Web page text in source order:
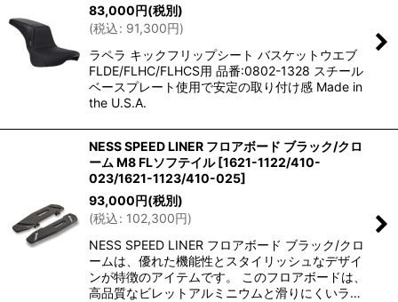
83,000円(税別)
(税込: 91,300円)
ラペラ キックフリップシート バスケットウエブ
FLDE/FLHC/FLHCS用 品番:0802-1328 スチール
ベースプレート使用で安定の取り付け感 Made in
the U.S.A.
NESS SPEED LINER フロアボード ブラック/クロ
ーム M8 FLソフテイル [1621-1122/410-
023/1621-1123/410-025]
93,000円(税別)
(税込: 102,300円)
NESS SPEED LINER フロアボード ブラック/クロ
ームは、優れた機能性とスタイリッシュなデザイ
ンが特徴のアイテムです。 このフロアボードは、
高品質なビレットアルミニウムと滑りにくいラ…